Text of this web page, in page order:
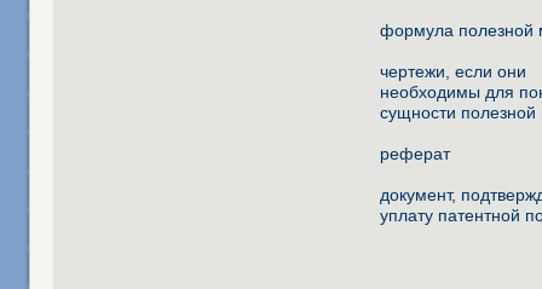
формула полезной
чертежи, если они
необходимы для
сущности
реферат
документ,
уплату патентной